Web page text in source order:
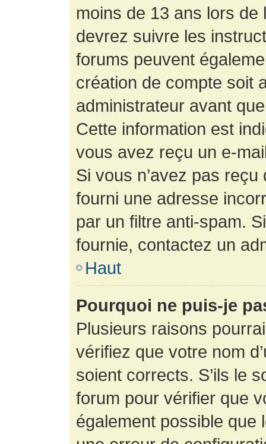
moins de 13 ans lors de
devrez suivre les
forums peuvent
création de compte soit
administrateur avant
Cette information est
vous avez reçu un e-
Si vous n’avez pas
fourni une adresse
par un filtre anti-spam.
fournie, contactez un
Haut
Pourquoi ne puis-je
Plusieurs raisons
vérifiez que votre nom
soient corrects. S’ils le
forum pour vérifier que
également possible que